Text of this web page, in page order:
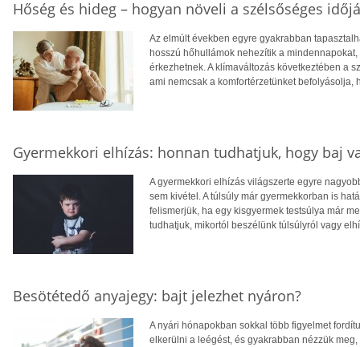
Hőség és hideg – hogyan növeli a szélsőséges
Az elmúlt években egyre gyakrabban
hosszú hőhullámok nehezítik a
érkezhetnek. A klímaváltozás következtében a
ami nemcsak a komfortérzetünket
Gyermekkori elhízás: honnan tudhatjuk, hogy baj
A gyermekkori elhízás világszerte egyre
sem kivétel. A túlsúly már gyermekkorban is
felismerjük, ha egy kisgyermek testsúlya már
tudhatjuk, mikortól beszélünk túlsúlyról vagy
Besötétedő anyajegy: bajt jelezhet nyáron?
A nyári hónapokban sokkal több figyelmet
elkerülni a leégést, és gyakrabban nézzük